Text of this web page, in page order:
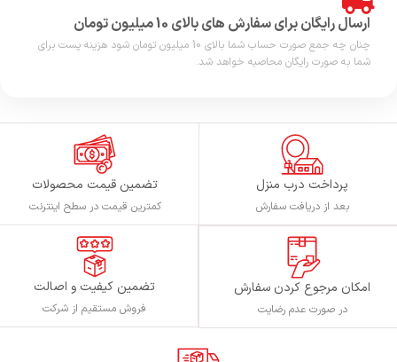
ارسال رایگان برای سفارش های بالای 10 میلیون تومان
چنان چه جمع صورت حساب شما بالای 10 میلیون تومان شود هزینه پست برای
شما به صورت رایگان محاصبه خواهد شد.
پرداخت درب منزل
بعد از دریافت سفارش
تضمین قیمت محصولات
کمترین قیمت در سطح اینترنت
امکان مرجوع کردن سفارش
در صورت عدم رضایت
تضمین کیفیت و اصالت
فروش مستقیم از شرکت